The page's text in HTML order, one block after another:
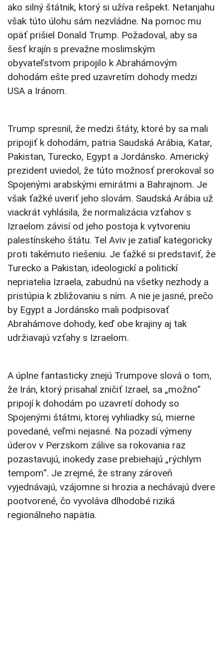
ako silný štátnik, ktorý si užíva rešpekt. Netanjahu
však túto úlohu sám nezvládne. Na pomoc mu
opäť prišiel Donald Trump. Požadoval, aby sa
šesť krajín s prevažne moslimským
obyvateľstvom pripojilo k Abrahámovým
dohodám ešte pred uzavretím dohody medzi
USA a Iránom.
Trump spresnil, že medzi štáty, ktoré by sa mali
pripojiť k dohodám, patria Saudská Arábia, Katar,
Pakistan, Turecko, Egypt a Jordánsko. Americký
prezident uviedol, že túto možnosť prerokoval so
Spojenými arabskými emirátmi a Bahrajnom. Je
však ťažké uveriť jeho slovám. Saudská Arábia už
viackrát vyhlásila, že normalizácia vzťahov s
Izraelom závisí od jeho postoja k vytvoreniu
palestínskeho štátu. Tel Aviv je zatiaľ kategoricky
proti takémuto riešeniu. Je ťažké si predstaviť, že
Turecko a Pakistan, ideologickí a politickí
nepriatelia Izraela, zabudnú na všetky nezhody a
pristúpia k zbližovaniu s ním. A nie je jasné, prečo
by Egypt a Jordánsko mali podpisovať
Abrahámove dohody, keď obe krajiny aj tak
udržiavajú vzťahy s Izraelom.
A úplne fantasticky znejú Trumpove slová o tom,
že Irán, ktorý prisahal zničiť Izrael, sa „možno“
pripojí k dohodám po uzavretí dohody so
Spojenými štátmi, ktorej vyhliadky sú, mierne
povedané, veľmi nejasné. Na pozadí výmeny
úderov v Perzskom zálive sa rokovania raz
pozastavujú, inokedy zase prebiehajú „rýchlym
tempom“. Je zrejmé, že strany zároveň
vyjednávajú, vzájomne si hrozia a nechávajú dvere
pootvorené, čo vyvoláva dlhodobé riziká
regionálneho napätia.